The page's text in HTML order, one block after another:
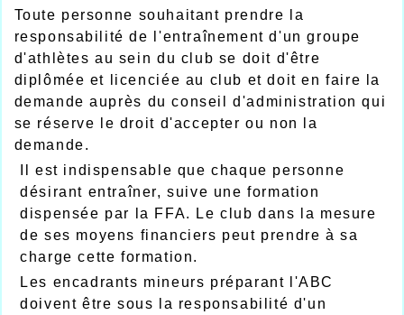
Toute personne souhaitant prendre la
responsabilité de l'entraînement d'un groupe
d'athlètes au sein du club se doit d'être
diplômée et licenciée au club et doit en faire la
demande auprès du conseil d'administration qui
se réserve le droit d'accepter ou non la
demande.
Il est indispensable que chaque personne
désirant entraîner, suive une formation
dispensée par la FFA. Le club dans la mesure
de ses moyens financiers peut prendre à sa
charge cette formation.
Les encadrants mineurs préparant l'ABC
doivent être sous la responsabilité d'un